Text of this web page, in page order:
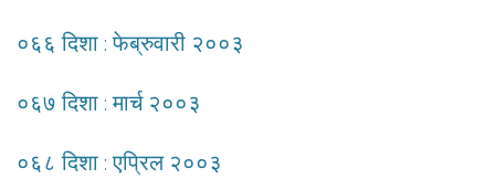
०६६ दिशा : फेब्रुवारी २००३
०६७ दिशा : मार्च २००३
०६८ दिशा : एप्रिल २००३